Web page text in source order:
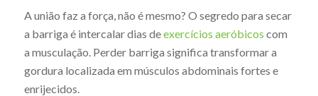
A união faz a força, não é mesmo? O segredo para secar
a barriga é intercalar dias deexercícios aeróbicos com
a musculação. Perder barriga significa transformar a
gordura localizada em músculos abdominais fortes e
enrijecidos.